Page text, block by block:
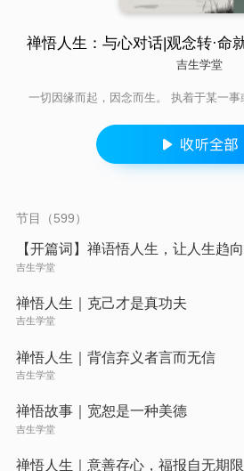
禅悟人生：与心对话|观念转·命
吉生学堂
一切因缘而起，因念而生。 执着于某一
人生往往是怕什么来什么，当你看淡得失
倒顺风顺水、遇难成祥。 人生最宝贵的就
混浊平静如水，不为世间五色所惑。
节目（599）
【开篇词】禅语悟人生，让人生趋
吉生学堂
禅悟人生｜克己才是真功夫
吉生学堂
禅悟人生｜背信弃义者言而无信
吉生学堂
禅悟故事｜宽恕是一种美德
吉生学堂
禅悟人生｜意善存心，福报自无期限